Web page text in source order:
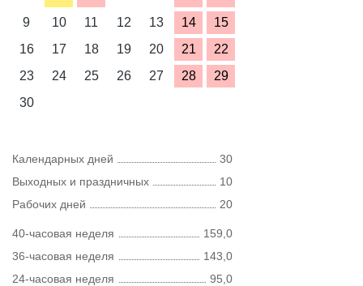
9
10 11 12 13 14
15
16
17 18 19 20 21
22
23
24 25 26 27 28
29
30
Календарных дней
30
Выходных и праздничных
10
Рабочих дней
20
40-часовая неделя
159,0
36-часовая неделя
143,0
24-часовая неделя
95,0